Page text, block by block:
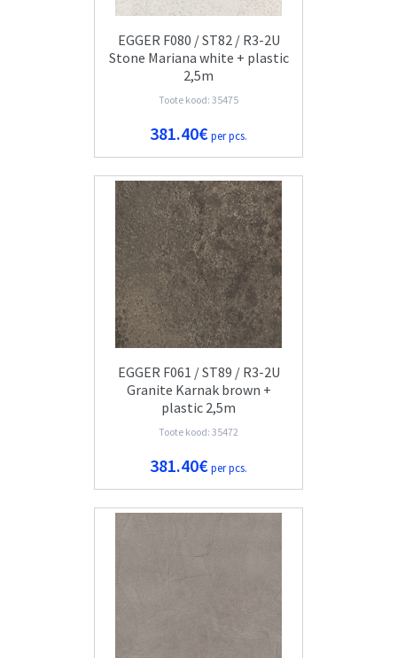
EGGER F080 / ST82 / R3-2U
Stone Mariana white + plastic
2,5m
Toote kood: 35475
381.40€per pcs.
EGGER F061 / ST89 / R3-2U
Granite Karnak brown +
plastic 2,5m
Toote kood: 35472
381.40€per pcs.